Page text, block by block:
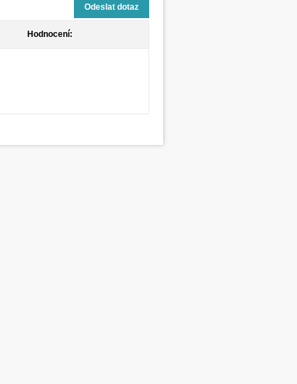
Odeslat dotaz
Hodnocení: